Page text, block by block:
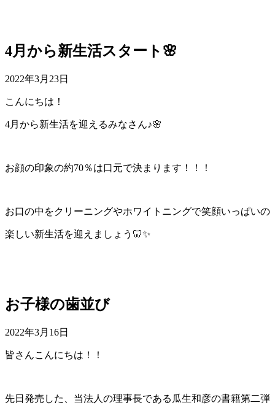
4月から新生活スタート🌸
2022年3月23日
こんにちは！
4月から新生活を迎えるみなさん♪🌸
お顔の印象の約70％は口元で決まります！！！
お口の中をクリーニングやホワイトニングで笑顔いっぱいの
楽しい新生活を迎えましょう🦷✨
お子様の歯並び
2022年3月16日
皆さんこんにちは！！
先日発売した、当法人の理事長である瓜生和彦の書籍第二弾